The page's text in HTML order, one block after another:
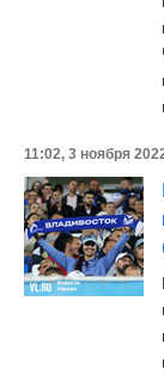
11:02, 3 ноября